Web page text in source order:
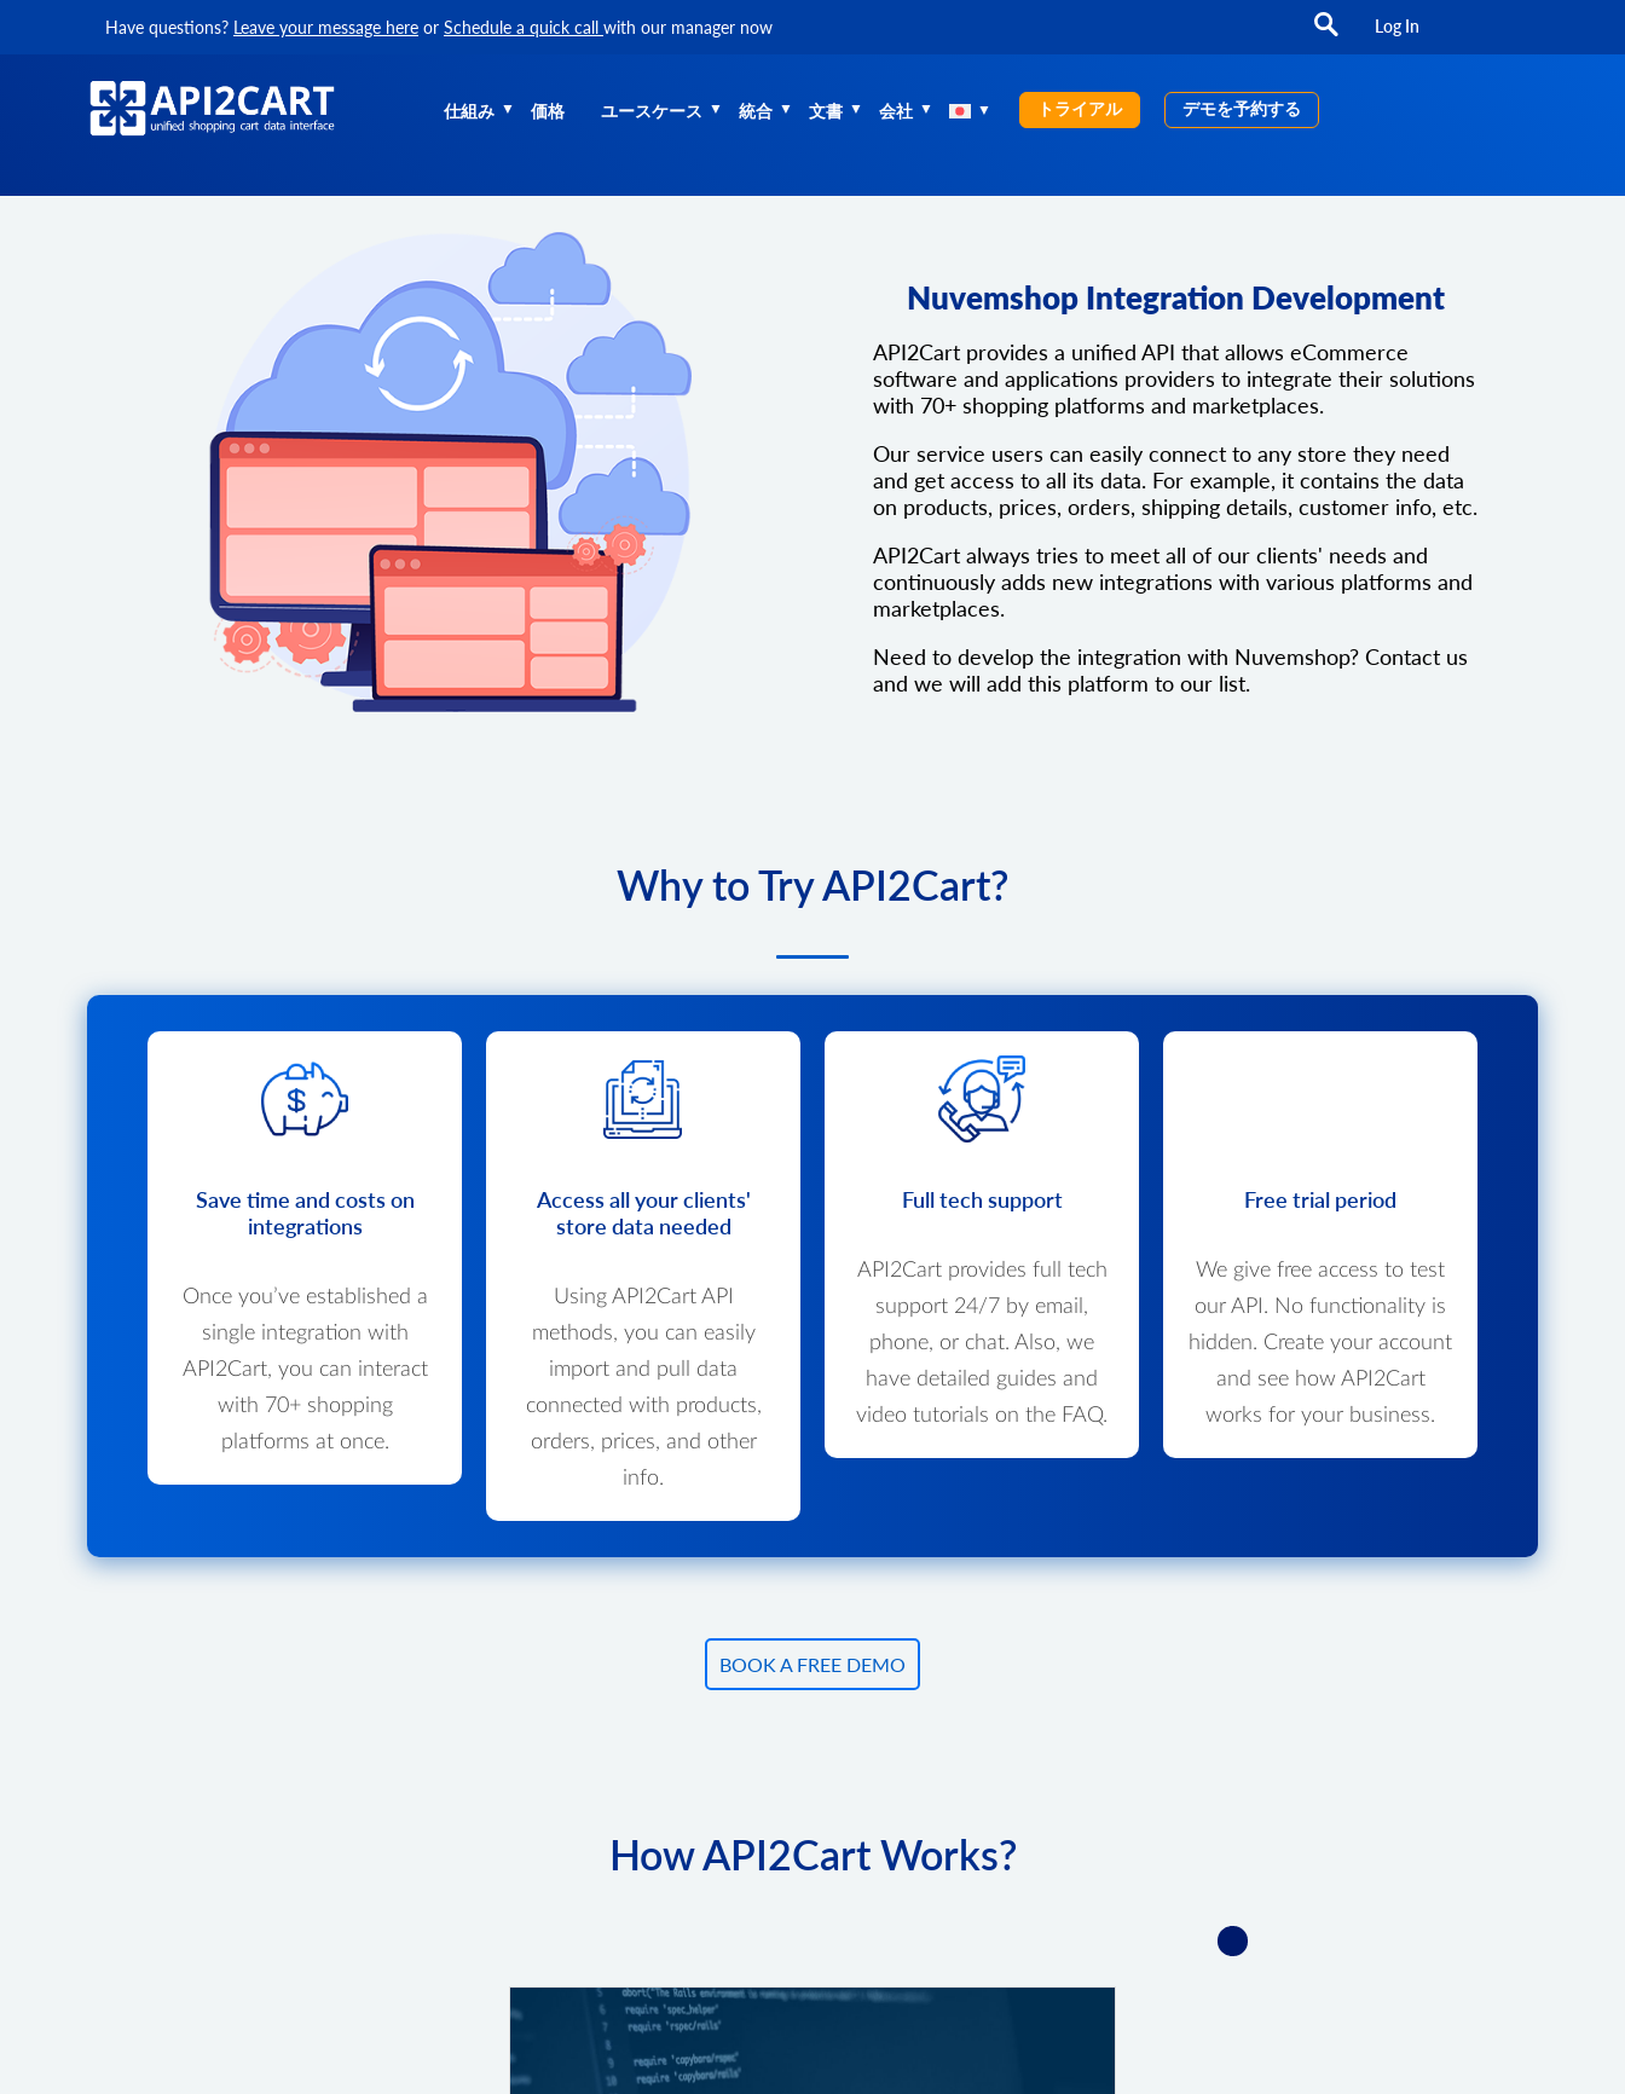
Have questions? Leave your message here or Schedule a quick call with our manager now Log In
仕組み 価格 ユースケース 統合 文書 会社 トライアル デモを予約する
Nuvemshop Integration Development
API2Cart provides a unified API that allows eCommerce
software and applications providers to integrate their solutions
with 70+ shopping platforms and marketplaces.
Our service users can easily connect to any store they need
and get access to all its data. For example, it contains the data
on products, prices, orders, shipping details, customer info, etc.
API2Cart always tries to meet all of our clients' needs and
continuously adds new integrations with various platforms and
marketplaces.
Need to develop the integration with Nuvemshop? Contact us
and we will add this platform to our list.
Why to Try API2Cart?
Save time and costs on
integrations
Once you’ve established a
single integration with
API2Cart, you can interact
with 70+ shopping
platforms at once.
Access all your clients'
store data needed
Using API2Cart API
methods, you can easily
import and pull data
connected with products,
orders, prices, and other
info.
Full tech support
API2Cart provides full tech
support 24/7 by email,
phone, or chat. Also, we
have detailed guides and
video tutorials on the FAQ.
Free trial period
We give free access to test
our API. No functionality is
hidden. Create your account
and see how API2Cart
works for your business.
BOOK A FREE DEMO
How API2Cart Works?